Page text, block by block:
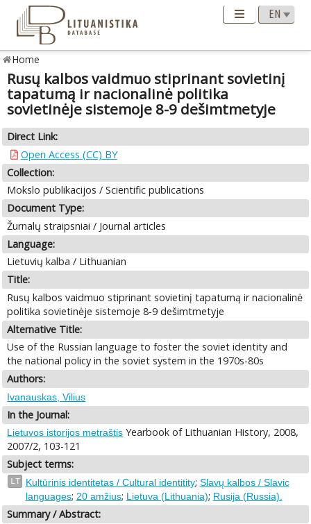
Home
Rusų kalbos vaidmuo stiprinant sovietinį
tapatumą ir nacionalinė politika
sovietinėje sistemoje 8-9 dešimtmetyje
Direct Link:
Open Access (CC) BY
Collection:
Mokslo publikacijos / Scientific publications
Document Type:
Žurnalų straipsniai / Journal articles
Language:
Lietuvių kalba / Lithuanian
Title:
Rusų kalbos vaidmuo stiprinant sovietinį tapatumą ir nacionalinė
politika sovietinėje sistemoje 8-9 dešimtmetyje
Alternative Title:
Use of the Russian language to foster the soviet identity and
the national policy in the soviet system in the 1970s-80s
Authors:
Ivanauskas, Vilius
In the Journal:
Lietuvos istorijos metraštis Yearbook of Lithuanian History, 2008,
2007/2, 103-121
Subject terms:
LT Kultūrinis identitetas / Cultural identitity; Slavų kalbos / Slavic
languages; 20 amžius; Lietuva (Lithuania); Rusija (Russia).
Summary / Abstract: